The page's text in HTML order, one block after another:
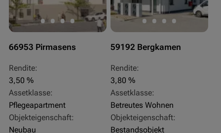
66953 Pirmasens
Rendite:
3,50 %
Assetklasse:
Pflegeapartment
Objekteigenschaft:
Neubau
59192 Bergkamen
Rendite:
3,80 %
Assetklasse:
Betreutes Wohnen
Objekteigenschaft:
Bestandsobjekt